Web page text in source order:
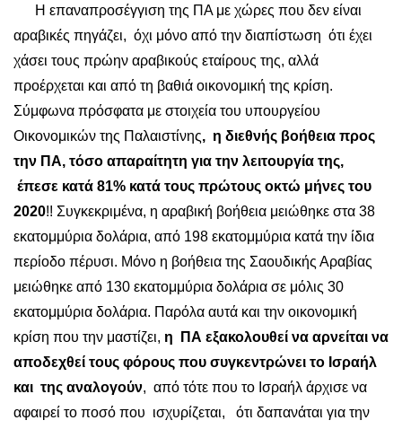
Η επαναπροσέγγιση της ΠΑ με χώρες που δεν είναι
αραβικές πηγάζει, όχι μόνο από την διαπίστωση ότι έχει
χάσει τους πρώην αραβικούς εταίρους της, αλλά
προέρχεται και από τη βαθιά οικονομική της κρίση.
Σύμφωνα πρόσφατα με στοιχεία του υπουργείου
Οικονομικών της Παλαιστίνης, η διεθνής βοήθεια προς
την ΠΑ, τόσο απαραίτητη για την λειτουργία της,
έπεσε κατά 81% κατά τους πρώτους οκτώ μήνες του
2020!! Συγκεκριμένα, η αραβική βοήθεια μειώθηκε στα 38
εκατομμύρια δολάρια, από 198 εκατομμύρια κατά την ίδια
περίοδο πέρυσι. Μόνο η βοήθεια της Σαουδικής Αραβίας
μειώθηκε από 130 εκατομμύρια δολάρια σε μόλις 30
εκατομμύρια δολάρια. Παρόλα αυτά και την οικονομική
κρίση που την μαστίζει, η ΠΑ εξακολουθεί να αρνείται να
αποδεχθεί τους φόρους που συγκεντρώνει το Ισραήλ
και της αναλογούν, από τότε που το Ισραήλ άρχισε να
αφαιρεί το ποσό που ισχυρίζεται, ότι δαπανάται για την